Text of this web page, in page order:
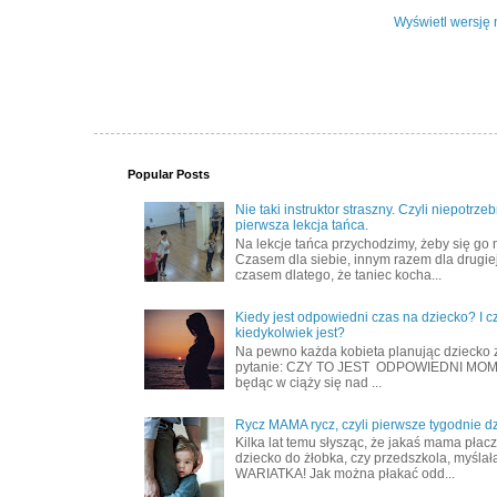
Wyświetl wersję
Popular Posts
Nie taki instruktor straszny. Czyli
pierwsza lekcja tańca.
Na lekcje tańca przychodzimy, żeby się go
Czasem dla siebie, innym razem dla
czasem dlatego, że taniec kocha...
Kiedy jest odpowiedni czas na dziecko? I
kiedykolwiek jest?
Na pewno każda kobieta planując dziecko
pytanie: CZY TO JEST ODPOWIEDNI
będąc w ciąży się nad ...
Rycz MAMA rycz, czyli pierwsze tygodnie
Kilka lat temu słysząc, że jakaś mama
dziecko do żłobka, czy przedszkola,
WARIATKA! Jak można płakać odd...